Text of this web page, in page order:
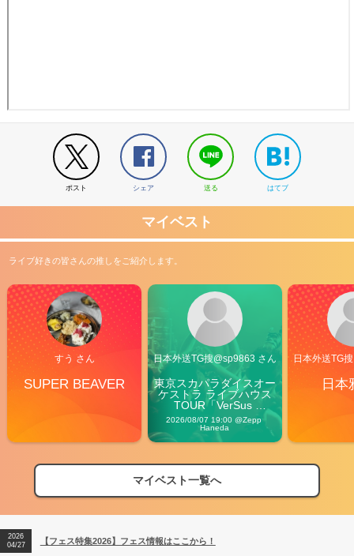
ポスト シェア 送る はてブ
マイベスト
ライブ好きの皆さんの推しをご紹介します。
すう さん
SUPER BEAVER
日本外送TG搜@sp9863 さん
東京スカパラダイスオー
ケストラ ライブハウス
TOUR「VerSus
Carnival」
2026/08/07 19:00 @Zepp
Haneda
日本外送TG
日本
マイベスト一覧へ
【フェス特集2026】フェス情報はここから！
【ライブ動員ランキング】2026年上半期編発表！
2026
04/27
【フェス特集2026】フェス情報はここから！